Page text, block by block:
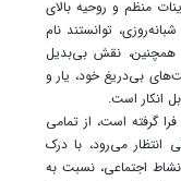
منظم و روحیه بالای
توانستند نام
همچنین، نقش بی‌بدیل
بی‌دریغ خود، یار و
انکار است.
گرفته است، از تمامی
انتظار می‌رود، با درک
اجتماعی، نسبت به